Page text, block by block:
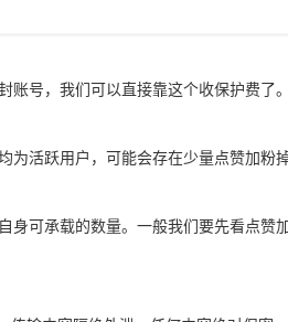
号，我们可以直接靠这个收保护费了。
活跃用户，可能会存在少量点赞加粉
身可承载的数量。一般我们要先看点